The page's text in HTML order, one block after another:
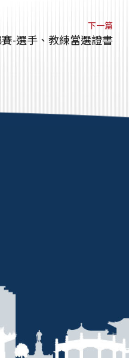
下一篇
-選手、教練當選證書